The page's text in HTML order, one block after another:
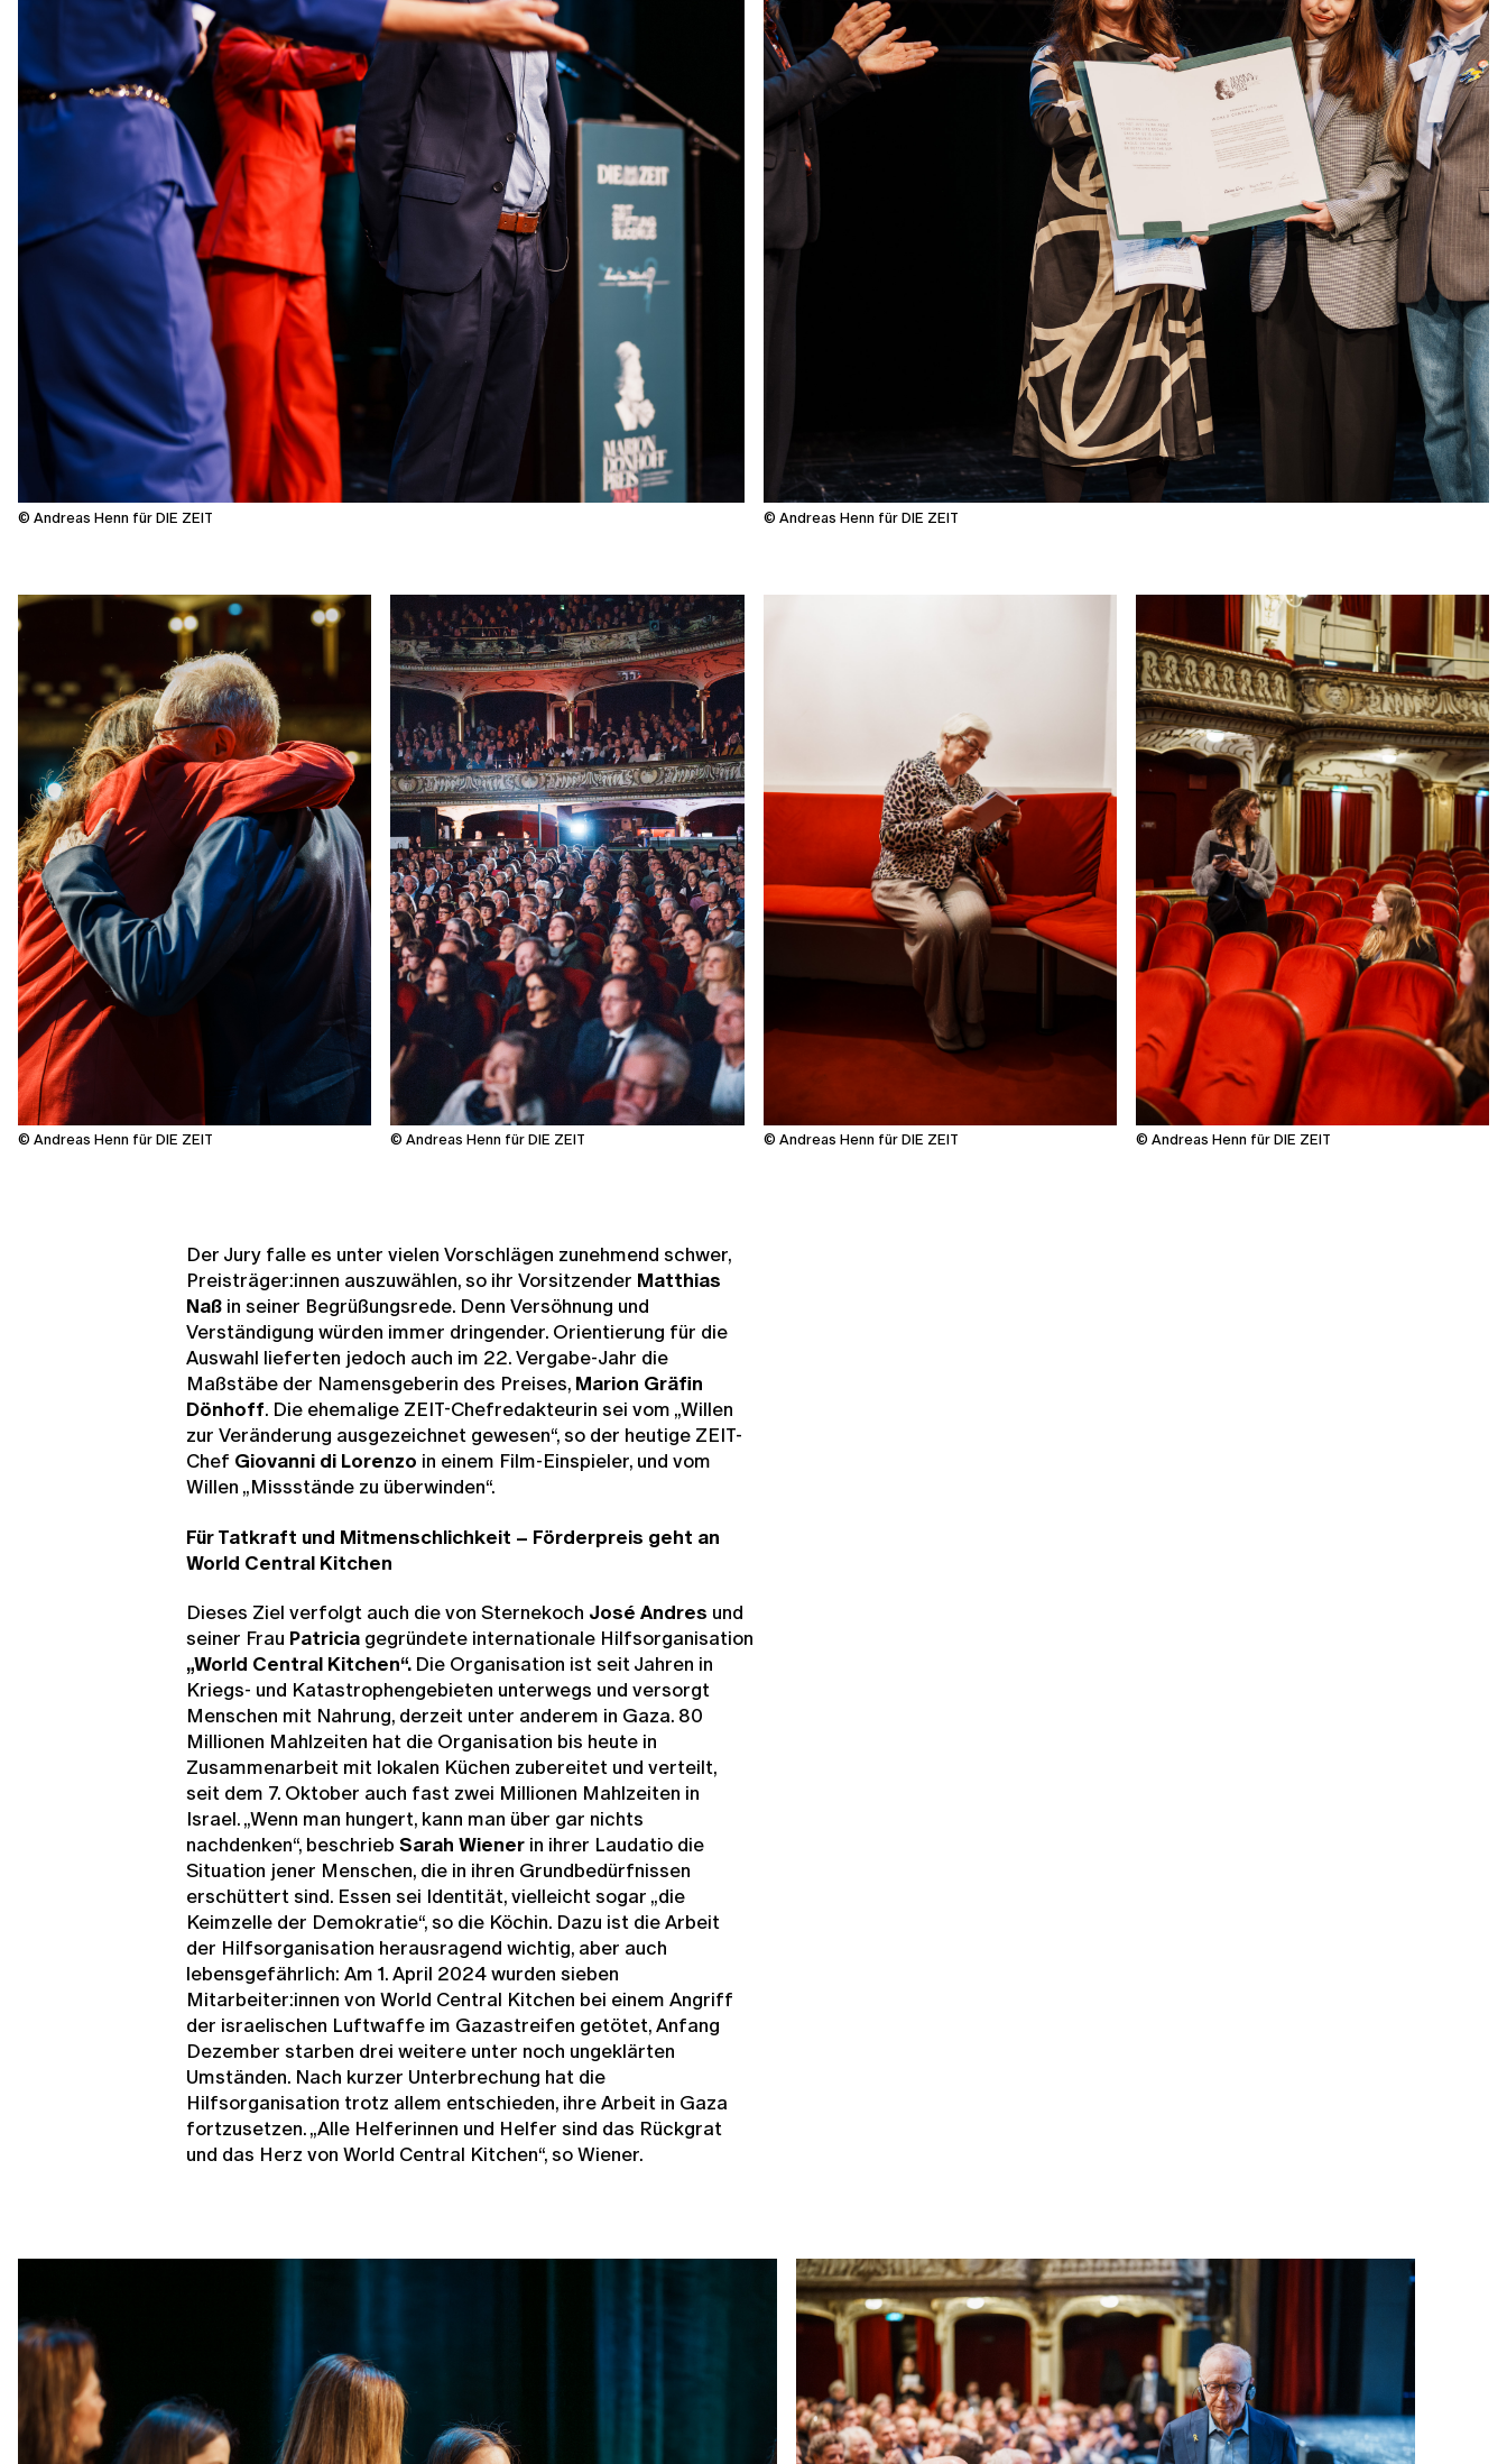
© Andreas Henn für DIE ZEIT © Andreas Henn für DIE ZEIT
© Andreas Henn für DIE ZEIT © Andreas Henn für DIE ZEIT © Andreas Henn für DIE ZEIT © Andreas Henn für DIE ZEIT
Der Jury falle es unter vielen Vorschlägen zunehmend schwer,
Preisträger:innen auszuwählen, so ihr Vorsitzender Matthias
Naß in seiner Begrüßungsrede. Denn Versöhnung und
Verständigung würden immer dringender. Orientierung für die
Auswahl lieferten jedoch auch im 22. Vergabe-Jahr die
Maßstäbe der Namensgeberin des Preises, Marion Gräfin
Dönhoff. Die ehemalige ZEIT-Chefredakteurin sei vom „Willen
zur Veränderung ausgezeichnet gewesen“, so der heutige ZEIT-
Chef Giovanni di Lorenzo in einem Film-Einspieler, und vom
Willen „Missstände zu überwinden“.
Für Tatkraft und Mitmenschlichkeit – Förderpreis geht an
World Central Kitchen
Dieses Ziel verfolgt auch die von Sternekoch José Andres und
seiner Frau Patricia gegründete internationale Hilfsorganisation
„World Central Kitchen“. Die Organisation ist seit Jahren in
Kriegs- und Katastrophengebieten unterwegs und versorgt
Menschen mit Nahrung, derzeit unter anderem in Gaza. 80
Millionen Mahlzeiten hat die Organisation bis heute in
Zusammenarbeit mit lokalen Küchen zubereitet und verteilt,
seit dem 7. Oktober auch fast zwei Millionen Mahlzeiten in
Israel. „Wenn man hungert, kann man über gar nichts
nachdenken“, beschrieb Sarah Wiener in ihrer Laudatio die
Situation jener Menschen, die in ihren Grundbedürfnissen
erschüttert sind. Essen sei Identität, vielleicht sogar „die
Keimzelle der Demokratie“, so die Köchin. Dazu ist die Arbeit
der Hilfsorganisation herausragend wichtig, aber auch
lebensgefährlich: Am 1. April 2024 wurden sieben
Mitarbeiter:innen von World Central Kitchen bei einem Angriff
der israelischen Luftwaffe im Gazastreifen getötet, Anfang
Dezember starben drei weitere unter noch ungeklärten
Umständen. Nach kurzer Unterbrechung hat die
Hilfsorganisation trotz allem entschieden, ihre Arbeit in Gaza
fortzusetzen. „Alle Helferinnen und Helfer sind das Rückgrat
und das Herz von World Central Kitchen“, so Wiener.